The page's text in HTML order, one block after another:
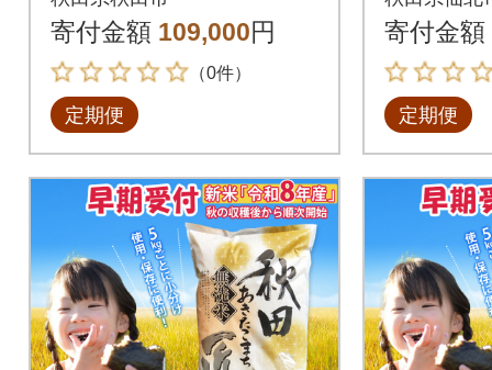
米|15_mge-011006ms
寄付金額 109,000円
（0件）
定期便
nk-
寄付金額
定期便